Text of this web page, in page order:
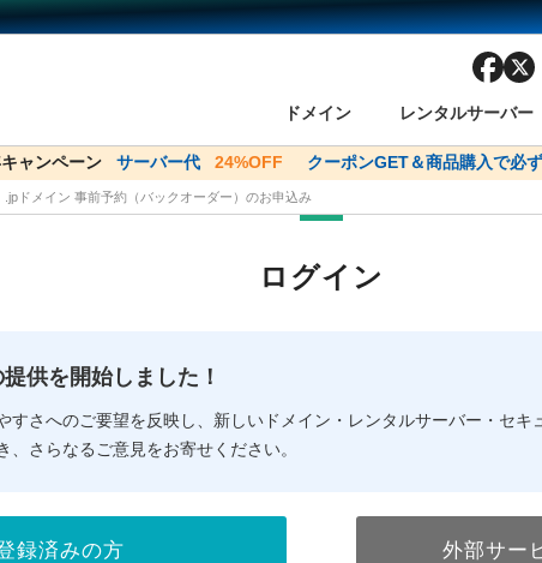
ドメイン
メイン検索
ドメイン一括検索
気ドメインの種類 WHOIS検索
レンタルサーバー
アサーバー
Domain ネットde診断
得意様割引
バリュードメインAPI
ュードメインをご利用希望の方 おすすめ One レンタル
以下で
ュードメインをご利用希望の方 おすすめ One レンタル
以下
ャンペーン サーバー代 24%OFF クーポンGET＆商品購入で必ず
.jpドメイン 事前予約（バックオーダー）のお申込み
ログイン
供を開始しました！
すさへのご要望を反映し、新しいドメイン・レンタルサーバー・セキ
、さらなるご意見をお寄せください。
録済みの方 外部サー